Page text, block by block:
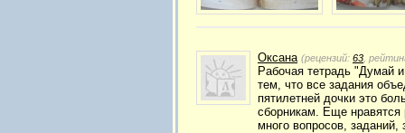
Оксана (рецензий: 63 ,
Рабочая тетрадь "Думай
тем, что все задания
пятилетней дочки это
сборникам. Еще
много вопросов, заданий,